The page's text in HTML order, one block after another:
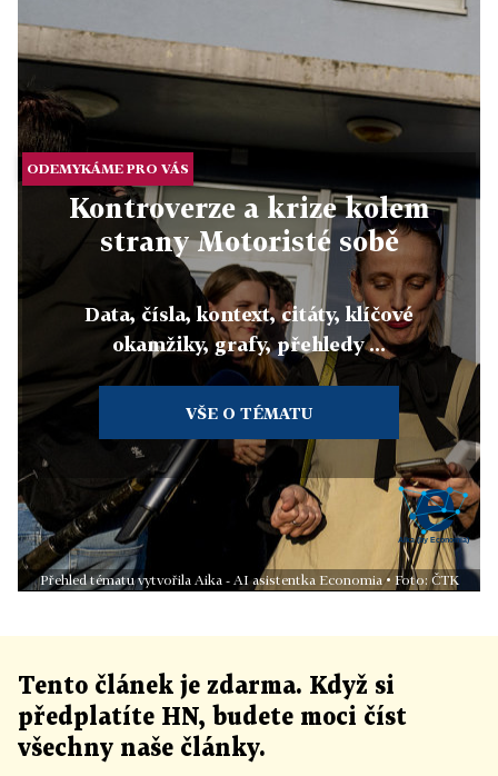
ODEMYKÁME PRO VÁS
Kontroverze a krize kolem
strany Motoristé sobě
Data, čísla, kontext, citáty, klíčové
okamžiky, grafy, přehledy ...
VŠE O TÉMATU
Přehled tématu vytvořila Aika - AI asistentka Economia • Foto: ČTK
Tento článek je zdarma. Když si
předplatíte HN, budete moci číst
všechny naše články.